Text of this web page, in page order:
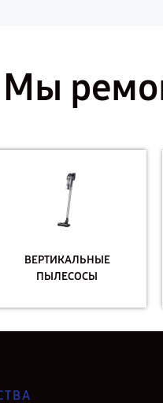
Мы
ВЕРТИКАЛЬНЫЕ
ПЫЛЕСОСЫ